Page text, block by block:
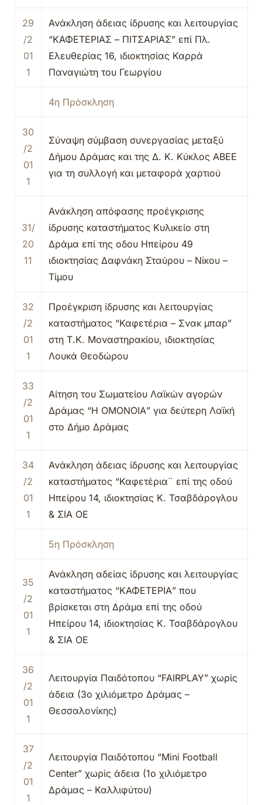
29
/2
01
1
Ανάκληση άδειας ίδρυσης και λειτουργίας
“ΚΑΦΕΤΕΡΙΑΣ – ΠΙΤΣΑΡΙΑΣ” επί Πλ.
Ελευθερίας 16, ιδιοκτησίας Καρρά
Παναγιώτη του Γεωργίου
4η Πρόσκληση
30
/2
01
1
Σύναψη σύμβαση συνεργασίας μεταξύ
Δήμου Δράμας και της Δ. Κ. Κύκλος ΑΒΕΕ
για τη συλλογή και μεταφορά χαρτιού
31/
20
11
Ανάκληση απόφασης προέγκρισης
ίδρυσης καταστήματος Κυλικείο στη
Δράμα επί της οδου Ηπείρου 49
ιδιοκτησίας Δαφνάκη Σταύρου – Νίκου –
Τίμου
32
/2
01
1
Προέγκριση ίδρυσης και λειτουργίας
καταστήματος “Καφετέρια – Σνακ μπαρ”
στη Τ.Κ. Μοναστηρακίου, ιδιοκτησίας
Λουκά Θεοδώρου
33
/2
01
1
Αίτηση του Σωματείου Λαϊκών αγορών
Δράμας “Η ΟΜΟΝΟΙΑ” για δεύτερη Λαϊκή
στο Δήμο Δράμας
34
/2
01
1
Ανάκληση άδειας ίδρυσης και λειτουργίας
καταστήματος “Καφετέρια¨ επί της οδού
Ηπείρου 14, ιδιοκτησίας Κ. Τσαβδάρογλου
& ΣΙΑ ΟΕ
5η Πρόσκληση
35
/2
01
1
Ανάκληση αδείας ίδρυσης και λειτουργίας
καταστήματος “ΚΑΦΕΤΕΡΙΑ” που
βρίσκεται στη Δράμα επί της οδού
Ηπείρου 14, ιδιοκτησίας Κ. Τσαβδάρογλου
& ΣΙΑ ΟΕ
36
/2
01
1
Λειτουργία Παιδότοπου “FAIRPLAY” χωρίς
άδεια (3ο χιλιόμετρο Δράμας –
Θεσσαλονίκης)
37
/2
01
1
Λειτουργία Παιδότοπου “Mini Football
Center” χωρίς άδεια (1ο χιλιόμετρο
Δράμας – Καλλιφύτου)